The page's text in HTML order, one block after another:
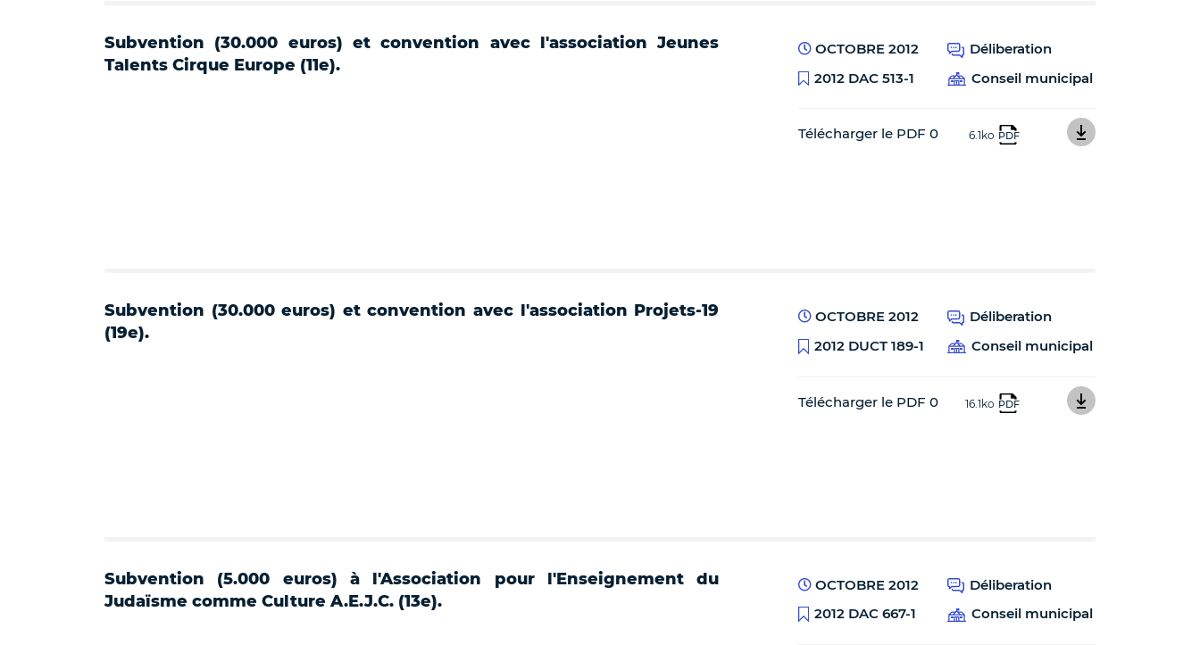
Subvention (30.000 euros) et convention avec l'association Jeunes
Talents Cirque Europe (11e).
OCTOBRE 2012
Déliberation
2012 DAC 513-1
Conseil municipal
Télécharger le PDF 0 6.1ko PDF
Subvention (30.000 euros) et convention avec l'association Projets-19
(19e).
OCTOBRE 2012
Déliberation
2012 DUCT 189-1
Conseil municipal
Télécharger le PDF 0 16.1ko PDF
Subvention (5.000 euros) à l'Association pour l'Enseignement du
Judaïsme comme Culture A.E.J.C. (13e).
OCTOBRE 2012
Déliberation
2012 DAC 667-1
Conseil municipal